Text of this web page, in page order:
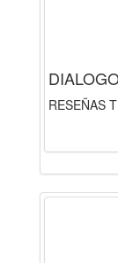
RESEÑAS